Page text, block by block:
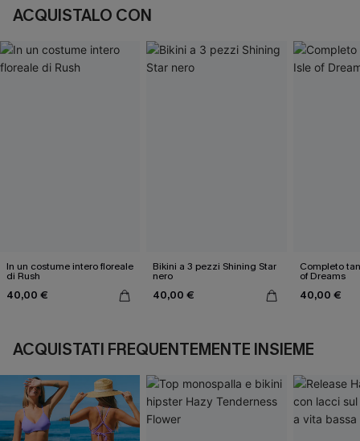
ACQUISTALO CON
In un costume intero floreale
di Rush
40,00 €
Bikini a 3 pezzi Shining Star
nero
40,00 €
Completo
of Dreams
40,00 €
ACQUISTATI FREQUENTEMENTE INSIEME